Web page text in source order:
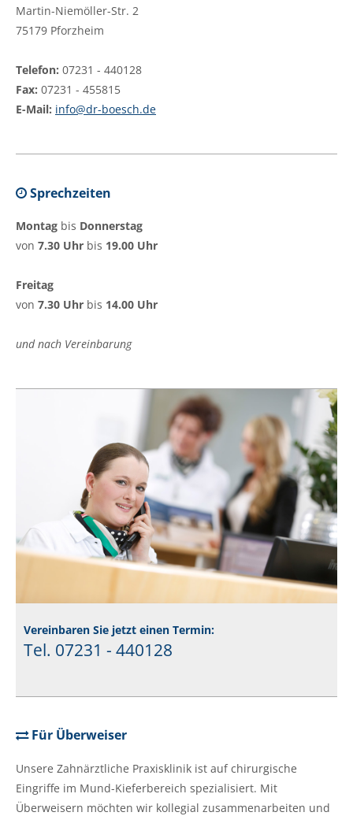
Martin-Niemöller-Str. 2
75179 Pforzheim
Telefon: 07231 - 440128
Fax: 07231 - 455815
E-Mail: info@dr-boesch.de
Sprechzeiten
Montag bis Donnerstag
von 7.30 Uhr bis 19.00 Uhr
Freitag
von 7.30 Uhr bis 14.00 Uhr
und nach Vereinbarung
Vereinbaren Sie jetzt einen Termin:
Tel. 07231 - 440128
Für Überweiser
Unsere Zahnärztliche Praxisklinik ist auf chirurgische
Eingriffe im Mund-Kieferbereich spezialisiert. Mit
Überweisern möchten wir kollegial zusammenarbeiten und